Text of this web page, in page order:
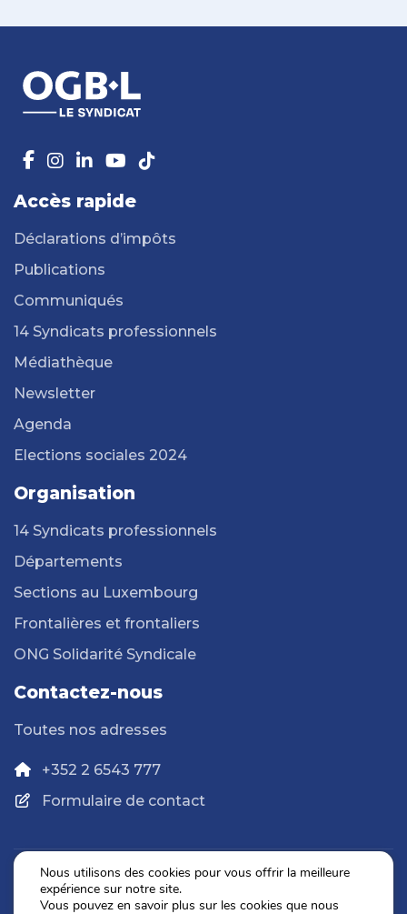
Accès rapide
Déclarations d’impôts
Publications
Communiqués
14 Syndicats professionnels
Médiathèque
Newsletter
Agenda
Elections sociales 2024
Organisation
14 Syndicats professionnels
Départements
Sections au Luxembourg
Frontalières et frontaliers
ONG Solidarité Syndicale
Contactez-nous
Toutes nos adresses
+352 2 6543 777
Formulaire de contact
Politique de confidentialité
Nous utilisons des cookies pour vous offrir la meilleure
expérience sur notre site.
Vous pouvez en savoir plus sur les cookies que nous